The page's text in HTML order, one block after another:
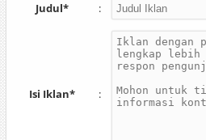
Judul* :
Isi Iklan* :